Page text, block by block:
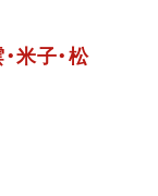
米子・松